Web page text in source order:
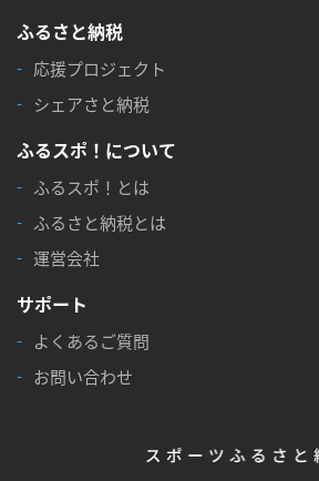
ふるさと納税
応援プロジェクト
シェアさと納税
ふるスポ！について
ふるスポ！とは
ふるさと納税とは
運営会社
サポート
よくあるご質問
お問い合わせ